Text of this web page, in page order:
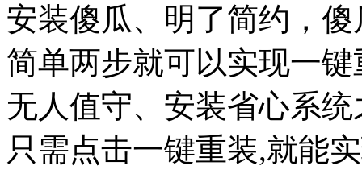
安装傻瓜、明了简约，
简单两步就可以实现一
无人值守、安装省心系
只需点击一键重装,就能